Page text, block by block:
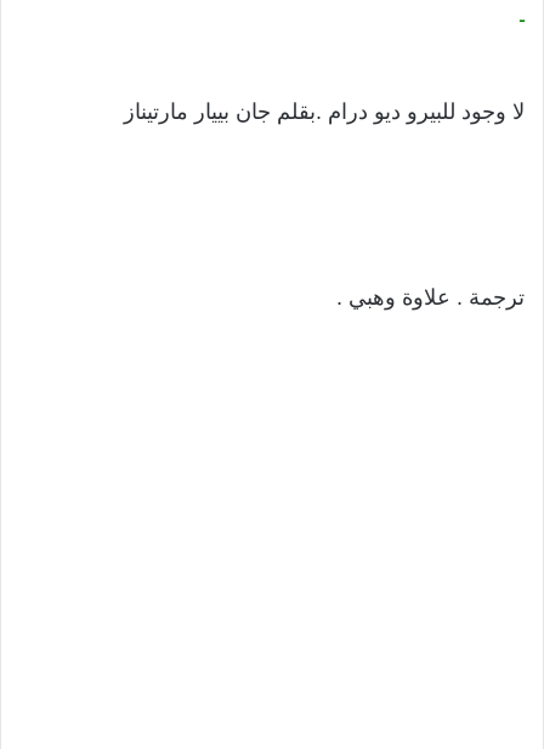
ـ
لا وجود للبيرو ديو درام .بقلم جان بييار مارتيناز
ترجمة . علاوة وهبي .